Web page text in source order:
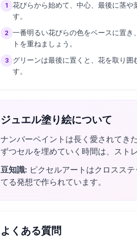
1
花びらから始めて、中心、最後に茎や
す。
2 一番明るい花びらの色をベースに置き
トを重ねましょう。
3
グリーンは最後に置くと、花を取り囲
す。
ジュエル塗り絵について
ナンバーペイントは長く愛されてき
ずつセルを埋めていく時間は、スト
豆知識: ピクセルアートはクロスス
てる発想で作られています。
よくある質問